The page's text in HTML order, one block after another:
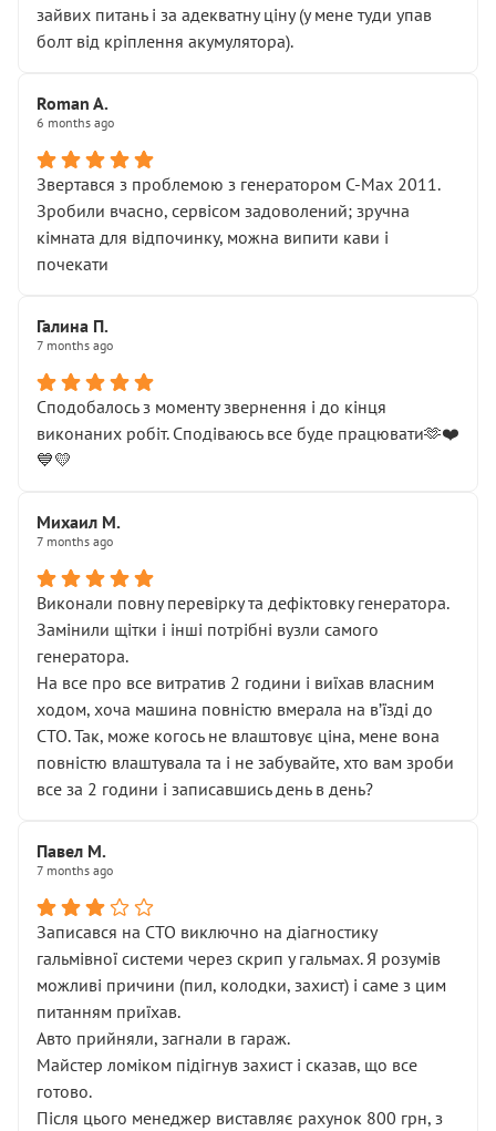
зайвих питань і за адекватну ціну (у мене туди упав
болт від кріплення акумулятора).
Roman A.
6 months ago
Звертався з проблемою з генератором C-Max 2011.
Зробили вчасно, сервісом задоволений; зручна
кімната для відпочинку, можна випити кави і
почекати
Галина П.
7 months ago
Сподобалось з моменту звернення і до кінця
виконаних робіт. Сподіваюсь все буде працювати🫶❤️
💙💛
Михаил М.
7 months ago
Виконали повну перевірку та дефіктовку генератора.
Замінили щітки і інші потрібні вузли самого
генератора.
На все про все витратив 2 години і виїхав власним
ходом, хоча машина повністю вмерала на вʼїзді до
СТО. Так, може когось не влаштовує ціна, мене вона
повністю влаштувала та і не забувайте, хто вам зроби
все за 2 години і записавшись день в день?
Павел М.
7 months ago
Записався на СТО виключно на діагностику
гальмівної системи через скрип у гальмах. Я розумів
можливі причини (пил, колодки, захист) і саме з цим
питанням приїхав.
Авто прийняли, загнали в гараж.
Майстер ломіком підігнув захист і сказав, що все
готово.
Після цього менеджер виставляє рахунок 800 грн, з